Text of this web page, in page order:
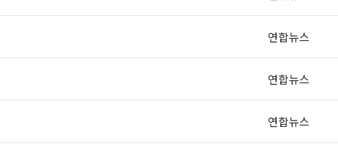
연합뉴스
연합뉴스
연합뉴스